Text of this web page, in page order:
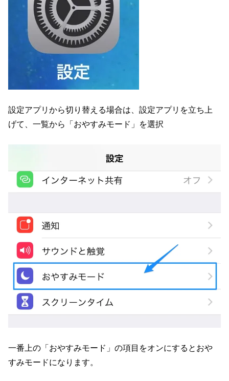
設定アプリから切り替える場合は、設定アプリを立ち上
げて、一覧から「おやすみモード」を選択
一番上の「おやすみモード」の項目をオンにするとおや
すみモードになります。